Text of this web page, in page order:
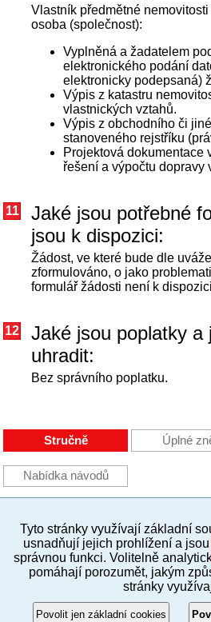
Vlastník předmětné
osoba (společnost):
Vyplněná a žadatelem
elektronického podání
elektronicky podepsaná)
Výpis z katastru
vlastnických vztahů.
Výpis z obchodního či
stanoveného rejstříku
Projektová dokumentace
řešení a výpočtu dopravy
11
Jaké jsou potřebné
jsou k dispozici:
Žádost, ve které bude dle
zformulováno, o jako
formulář žádosti není k
12
Jaké jsou poplatky a
uhradit:
Bez správního poplatku.
Stručně Úplné
Nabídka návodů
Povinné a praktické
© 2012–2019 MČ Praha 8
Tyto stránky využívají základní
usnadňují jejich prohlížení a
správnou funkci. Volitelně
pomáhají porozumět, jakým
stránky
Povolit jen základní cookies